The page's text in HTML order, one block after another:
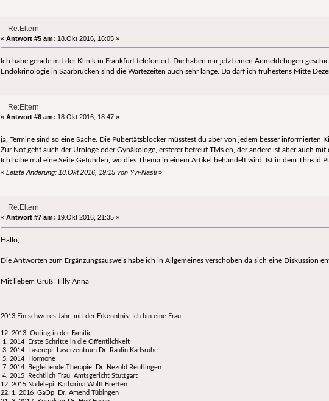
Re:Eltern
« Antwort #5 am: 18.Okt 2016, 16:05 »
Ich habe gerade mit der Klinik in Frankfurt telefoniert. Die haben mir jetzt einen Anmeldebogen
Endokrinologie in Saarbrücken sind die Wartezeiten auch sehr lange. Da darf ich frühestens Mitte
Re:Eltern
« Antwort #6 am: 18.Okt 2016, 18:47 »
ja, Termine sind so eine Sache. Die Pubertätsblocker müsstest du aber von jedem besser informierten
Zur Not geht auch der Urologe oder Gynäkologe, ersterer betreut TMs eh, der andere ist aber auch
Ich habe mal eine Seite Gefunden, wo dies Thema in einem Artikel behandelt wird. Ist in dem Thread
« Letzte Änderung: 18.Okt 2016, 19:15 von Yvi-Nasti»
Re:Eltern
« Antwort #7 am: 19.Okt 2016, 21:35 »
Hallo,
Die Antworten zum Ergänzungsausweis habe ich in Allgemeines verschoben da sich eine Diskussion
Mit liebem Gruß Tilly Anna
2013 Ein schweres Jahr, mit der Erkenntnis: Ich bin eine Frau
12. 2013 Outing in der Familie
1. 2014 Erste Schritte in die Öffentlichkeit
3. 2014 Laserepi Laserzentrum Dr. Raulin Karlsruhe
5. 2014 Hormone
7. 2014 Begleitende Therapie Dr. Nezold Reutlingen
4. 2015 Rechtlich Frau Amtsgericht Stuttgart
12. 2015 Nadelepi Katharina Wolff Bretten
22. 1. 2016 GaOp Dr. Amend Tübingen